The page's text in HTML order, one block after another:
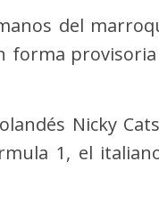
del
forma
Nicky
1, el